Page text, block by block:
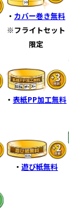
・ カバー巻き無料
※フライトセット
限定
・ 表紙PP加工無料
・ 遊び紙無料